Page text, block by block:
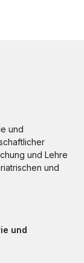
und
und Lehre
und
und